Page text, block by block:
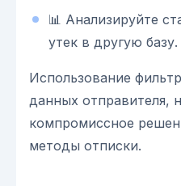
📊 Анализируйте
утек в другую базу.
Использование
данных отправителя,
компромиссное
методы отписки.